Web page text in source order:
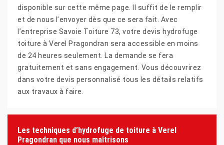
disponible sur cette même page. Il suffit de le remplir
et de nous l’envoyer dès que ce sera fait. Avec
l’entreprise Savoie Toiture 73, votre devis hydrofuge
toiture à Verel Pragondran sera accessible en moins
de 24 heures seulement. La demande se fera
gratuitement et sans engagement. Vous découvrirez
dans votre devis personnalisé tous les détails relatifs
aux travaux à faire.
Les techniques d’hydrofuge de toiture à Verel
Pragondran que nous maîtrisons